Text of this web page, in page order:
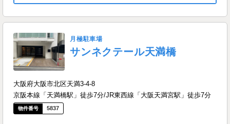
月極駐車場
サンネクテール天満橋
大阪府大阪市北区天満3-4-8
京阪本線「天満橋駅」徒歩7分/JR東西線「大阪天満宮駅」徒歩7分
5837